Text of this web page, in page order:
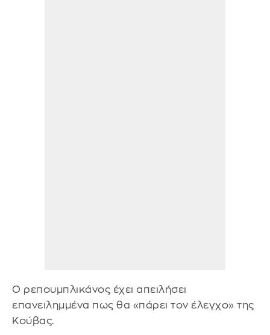
Ο ρεπουμπλικάνος έχει απειλήσει
επανειλημμένα πως θα «πάρει τον έλεγχο» της
Κούβας.